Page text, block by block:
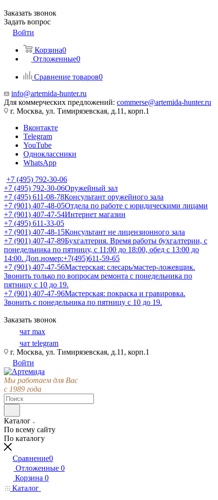
Заказать звонок
Задать вопрос
Войти
Корзина0
Отложенные0
Сравнение товаров0
info@artemida-hunter.ru
Для коммерческих предложений: commerse@artemida-hunter.ru
г. Москва, ул. Тимирязевская, д.11, корп.1
Вконтакте
Telegram
YouTube
Одноклассники
WhatsApp
+7 (495) 792-30-06
+7 (495) 792-30-06Оружейный зал
+7 (495) 611-08-78Консультант оружейного зала
+7 (901) 407-48-05Отдела по работе с юридическими лицами
+7 (901) 407-47-54Интернет магазин
+7 (495) 611-33-05
+7 (901) 407-48-15Консультант не лицензионного зала
+7 (901) 407-47-89Бухгалтерия. Время работы бухгалтерии, с
понедельника по пятницу, с 11:00 до 18:00, обед с 13:00 до
14:00. Доп.номер:+7(495)611-59-65
+7 (901) 407-47-56Мастерская: слесарь/мастер-ложевщик.
Звонить только по вопросам ремонта с понедельника по
пятницу с 10 до 19.
+7 (901) 407-47-96Мастерская: покраска и гравировка.
Звонить с понедельника по пятницу с 10 до 19.
Заказать звонок
чат max
чат telegram
г. Москва, ул. Тимирязевская, д.11, корп.1
Войти
Мы работаем для Вас
с 1989 года
Каталог
По всему сайту
По каталогу
Сравнение0
Отложенные 0
Корзина 0
Каталог